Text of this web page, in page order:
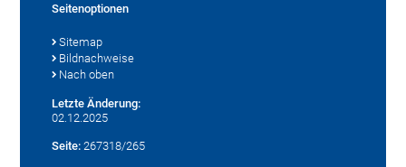
Seitenoptionen
Sitemap
Bildnachweise
Nach oben
Letzte Änderung:
02.12.2025
Seite: 267318/265